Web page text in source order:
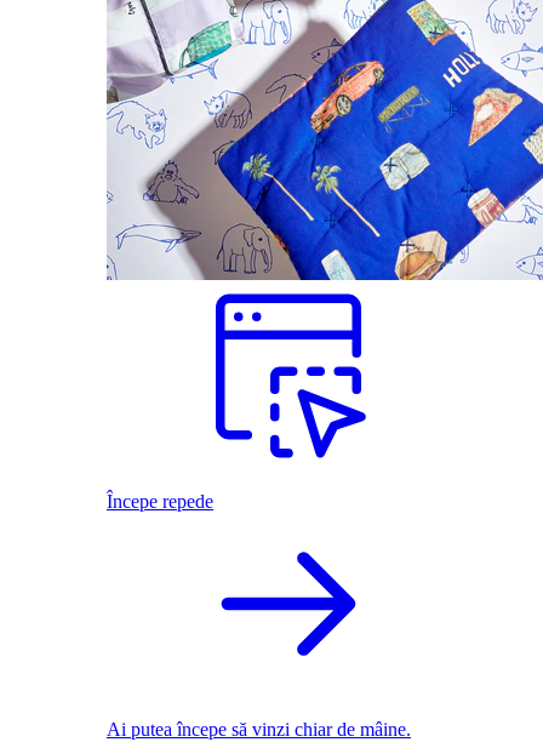
Începe repede
Ai putea începe să vinzi chiar de mâine.